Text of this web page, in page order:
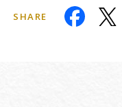
SHARE